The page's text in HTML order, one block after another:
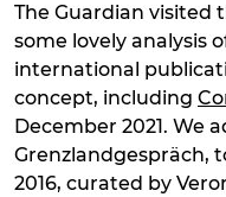
The Guardian visited
some lovely analysis
international
concept, including
December 2021. We
Grenzlandgespräch,
2016, curated by